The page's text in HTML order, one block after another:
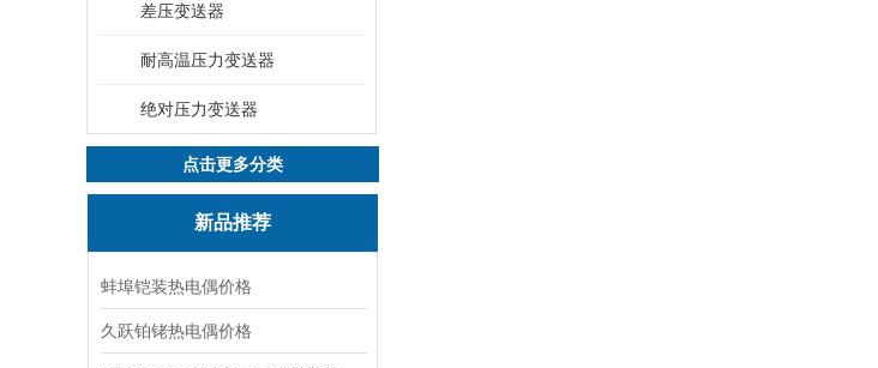
差压变送器
耐高温压力变送器
绝对压力变送器
点击更多分类
新品推荐
蚌埠铠装热电偶价格
久跃铂铑热电偶价格